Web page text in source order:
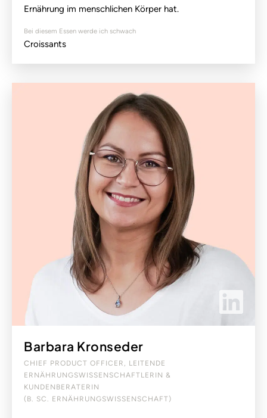
Ernährung im menschlichen Körper hat.
Bei diesem Essen werde ich schwach
Croissants
Barbara Kronseder
CHIEF PRODUCT OFFICER, LEITENDE
ERNÄHRUNGSWISSENSCHAFTLERIN &
KUNDENBERATERIN
(B. SC. ERNÄHRUNGSWISSENSCHAFT)